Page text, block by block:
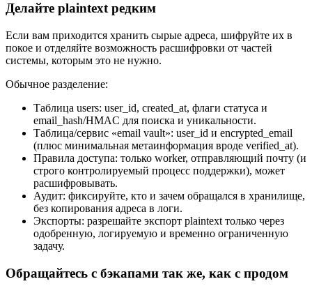
Делайте plaintext редким
Если вам приходится хранить сырые адреса, шифруйте их в
покое и отделяйте возможность расшифровки от частей
системы, которым это не нужно.
Обычное разделение:
Таблица users: user_id, created_at, флаги статуса и
email_hash/HMAC для поиска и уникальности.
Таблица/сервис «email vault»: user_id и encrypted_email
(плюс минимальная метаинформация вроде verified_at).
Правила доступа: только worker, отправляющий почту (и
строго контролируемый процесс поддержки), может
расшифровывать.
Аудит: фиксируйте, кто и зачем обращался в хранилище,
без копирования адреса в логи.
Экспорты: разрешайте экспорт plaintext только через
одобренную, логируемую и временно ограниченную
задачу.
Обращайтесь с бэкапами так же, как с продом